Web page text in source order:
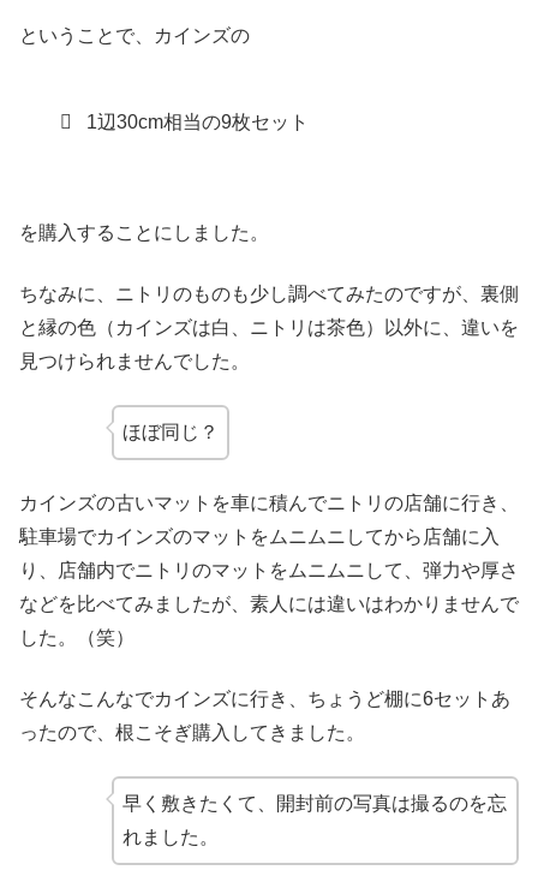
ということで、カインズの
1辺30cm相当の9枚セット
を購入することにしました。
ちなみに、ニトリのものも少し調べてみたのですが、裏側
と縁の色（カインズは白、ニトリは茶色）以外に、違いを
見つけられませんでした。
ほぼ同じ？
カインズの古いマットを車に積んでニトリの店舗に行き、
駐車場でカインズのマットをムニムニしてから店舗に入
り、店舗内でニトリのマットをムニムニして、弾力や厚さ
などを比べてみましたが、素人には違いはわかりませんで
した。（笑）
そんなこんなでカインズに行き、ちょうど棚に6セットあ
ったので、根こそぎ購入してきました。
早く敷きたくて、開封前の写真は撮るのを忘
れました。